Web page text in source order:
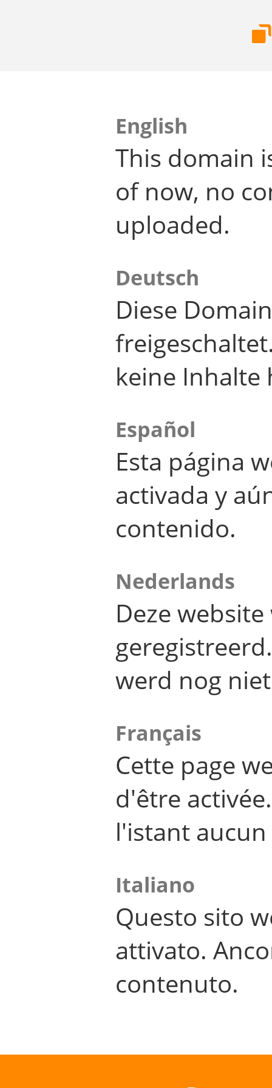
English
This domain
of now, no
uploaded.
Deutsch
Diese
keine Inhalte
Español
Esta página
activada y
contenido.
Nederlands
Deze
werd nog
Français
Cette page
d'être
l'istant
Italiano
Questo sito
attivato.
contenuto.